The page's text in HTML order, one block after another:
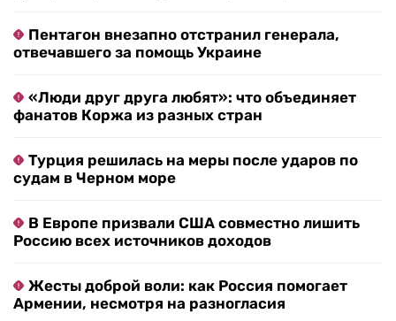
Пентагон внезапно отстранил генерала,
отвечавшего за помощь Украине
«Люди друг друга любят»: что объединяет
фанатов Коржа из разных стран
Турция решилась на меры после ударов по
судам в Черном море
В Европе призвали США совместно лишить
Россию всех источников доходов
Жесты доброй воли: как Россия помогает
Армении, несмотря на разногласия